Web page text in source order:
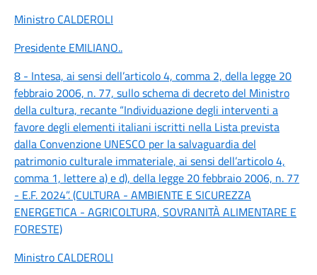
Ministro CALDEROLI
Presidente EMILIANO..
8 - Intesa, ai sensi dell’articolo 4, comma 2, della legge 20
febbraio 2006, n. 77, sullo schema di decreto del Ministro
della cultura, recante “Individuazione degli interventi a
favore degli elementi italiani iscritti nella Lista prevista
dalla Convenzione UNESCO per la salvaguardia del
patrimonio culturale immateriale, ai sensi dell’articolo 4,
comma 1, lettere a) e d), della legge 20 febbraio 2006, n. 77
- E.F. 2024”. (CULTURA - AMBIENTE E SICUREZZA
ENERGETICA - AGRICOLTURA, SOVRANITÀ ALIMENTARE E
FORESTE)
Ministro CALDEROLI